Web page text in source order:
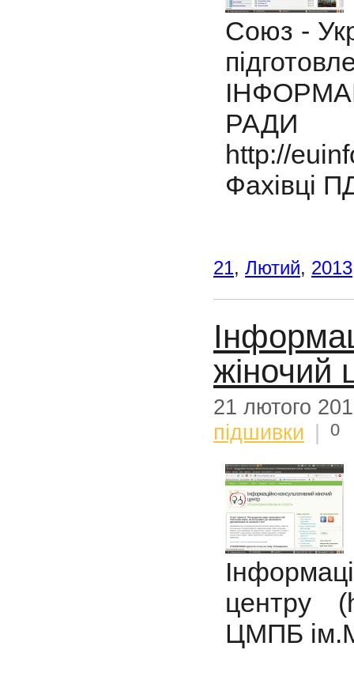
Союз -
РАДИ
http://
Фахівці
21, Лютий, 2013
жіночий
21 лютого
підшивки
0
центру
ЦМПБ